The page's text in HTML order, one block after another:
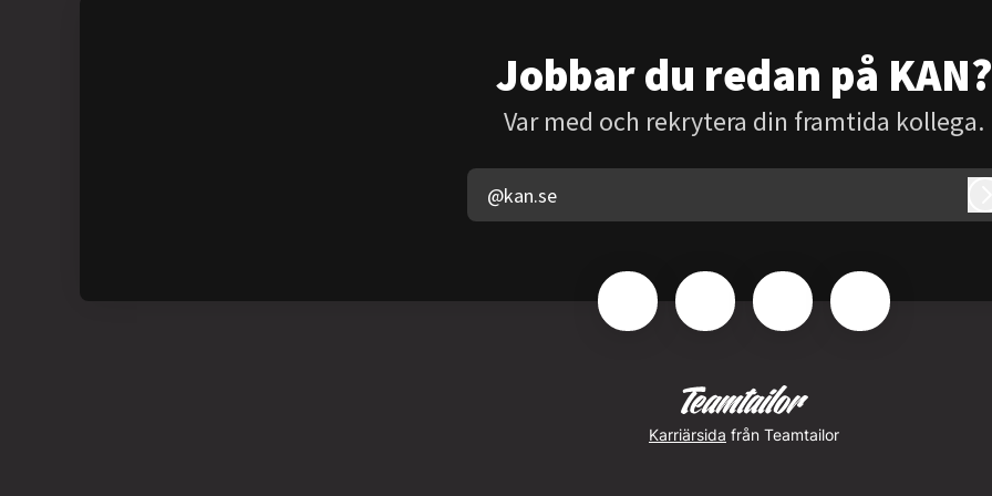
Jobbar du redan på KAN?
Var med och rekrytera din framtida kollega.
@kan.se
Karriärsida från Teamtailor